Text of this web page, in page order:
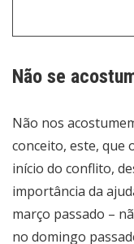
Não se
Não nos
conceito, este, que
início do conflito,
importância da
março passado –
no domingo